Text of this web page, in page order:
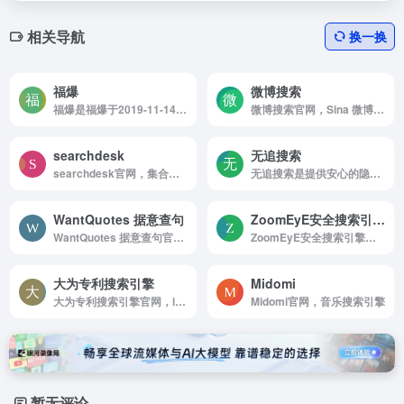
相关导航 换一换
福爆
福爆是福爆于2019-11-14收录于洛库...
微博搜索
微博搜索官网，Sina 微博搜索
searchdesk
searchdesk官网，集合日本常用搜索引擎，一个涉及搜索引擎交叉搜索，精选链接，搜索力研究，搜索趋势，搜索观点的搜索信息网站。
无追搜索
无追搜索是提供安心的隐私搜索环境
WantQuotes 据意查句
WantQuotes 据意查句官网，WantQuotes可以通过描述的意思来查找名句，包括名人名言，古诗词和文言文名句，谚语俗语歇后语等。WantQuotes基于最先进的人工智能算法实现，由清华大学自然语言处理实验室出品。
ZoomEyE安全搜索引擎官网
ZoomEyE安全搜索引擎官网是国内安全公司知道创宇开发的网络空间搜索引擎
大为专利搜索引擎
大为专利搜索引擎官网，innojoy专利搜索引擎收录全球105多个国家1，4亿多件专利数据，简单易用，专利搜索，innojoy专利搜索，中文专利搜索引擎，专利检索，专利查询，专利下载，发明专利查询网，为我国颇具创新能力的科学家，研发人员，法律专业人士等提供技术情报和研发决策支持，帮助我国用户参与全球性竞争。
Midomi
Midomi官网，音乐搜索引擎